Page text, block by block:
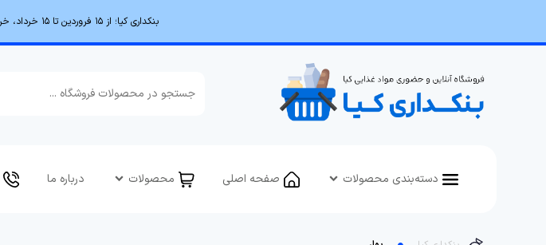
بنکداری کیا؛ از ۱۵ فروردین تا ۱۵ خرداد، خرید بالای 50میلیون تومان رایگان شد!
دسته‌بندی محصولات صفحه اصلی محصولات درباره ما